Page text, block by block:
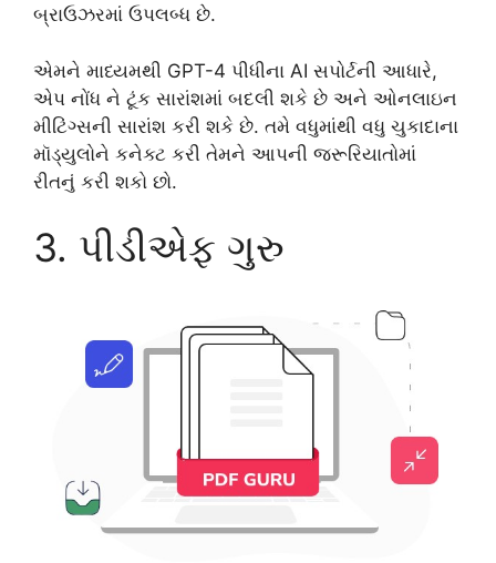
બ્રાઉઝરમાં ઉપલબ્ધ છે.
એમને માધ્યમથી GPT-4 પીધીના AI સપોર્ટની આધારે,
એપ નોંધ ને ટૂંક સારાંશમાં બદલી શકે છે અને ઓનલાઇન
મીટિંગ્સની સારાંશ કરી શકે છે. તમે વધુમાંથી વધુ ચુકાદાના
મૉડ્યુલોને કનેક્ટ કરી તેમને આપની જરૂરિયાતોમાં
રીતનું કરી શકો છો.
3. પીડીએફ ગુરુ